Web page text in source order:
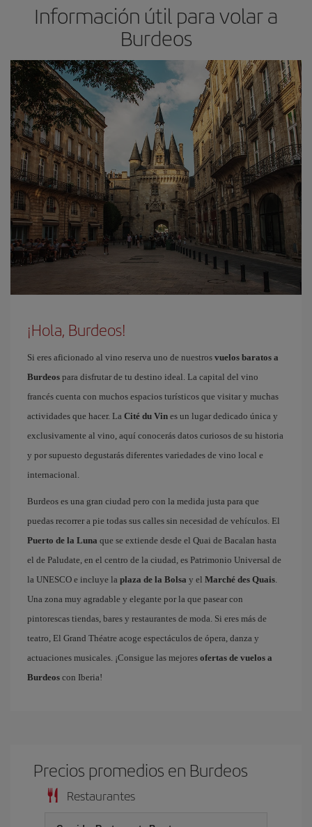
Información útil para volar a
Burdeos
¡Hola, Burdeos!
Si eres aficionado al vino reserva uno de nuestros vuelos baratos a
Burdeos para disfrutar de tu destino ideal. La capital del vino
francés cuenta con muchos espacios turísticos que visitar y muchas
actividades que hacer. La Cité du Vin es un lugar dedicado única y
exclusivamente al vino, aquí conocerás datos curiosos de su historia
y por supuesto degustarás diferentes variedades de vino local e
internacional.
Burdeos es una gran ciudad pero con la medida justa para que
puedas recorrer a pie todas sus calles sin necesidad de vehículos. El
Puerto de la Luna que se extiende desde el Quai de Bacalan hasta
el de Paludate, en el centro de la ciudad, es Patrimonio Universal de
la UNESCO e incluye la plaza de la Bolsa y el Marché des Quais.
Una zona muy agradable y elegante por la que pasear con
pintorescas tiendas, bares y restaurantes de moda. Si eres más de
teatro, El Grand Théatre acoge espectáculos de ópera, danza y
actuaciones musicales. ¡Consigue las mejores ofertas de vuelos a
Burdeos con Iberia!
Precios promedios en Burdeos
Restaurantes